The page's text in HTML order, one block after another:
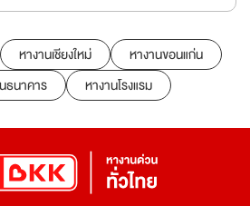
หางานเชียงใหม่
หางานขอนแก่น
ธนาคาร หางานโรงแรม